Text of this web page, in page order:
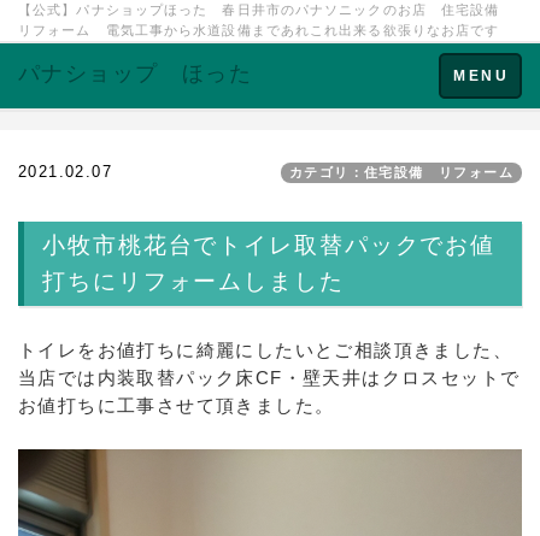
【公式】パナショップほった 春日井市のパナソニックのお店 住宅設備
リフォーム 電気工事から水道設備まであれこれ出来る欲張りなお店です
Toggle
navigation
MENU
パナショップ ほった
2021.02.07 カテゴリ：住宅設備 リフォーム
小牧市桃花台でトイレ取替パックでお値
打ちにリフォームしました
トイレをお値打ちに綺麗にしたいとご相談頂きました、
当店では内装取替パック床CF・壁天井はクロスセットで
お値打ちに工事させて頂きました。